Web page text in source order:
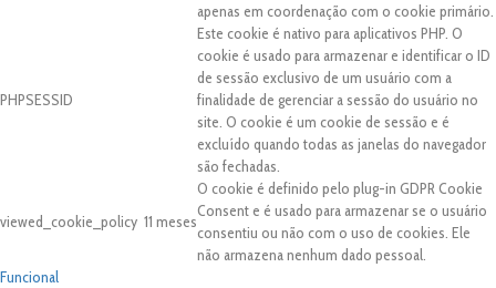
apenas em coordenação com o cookie primário.
PHPSESSID
Este cookie é nativo para aplicativos PHP. O
cookie é usado para armazenar e identificar o ID
de sessão exclusivo de um usuário com a
finalidade de gerenciar a sessão do usuário no
site. O cookie é um cookie de sessão e é
excluído quando todas as janelas do navegador
são fechadas.
viewed_cookie_policy 11 meses
O cookie é definido pelo plug-in GDPR Cookie
Consent e é usado para armazenar se o usuário
consentiu ou não com o uso de cookies. Ele
não armazena nenhum dado pessoal.
Funcional